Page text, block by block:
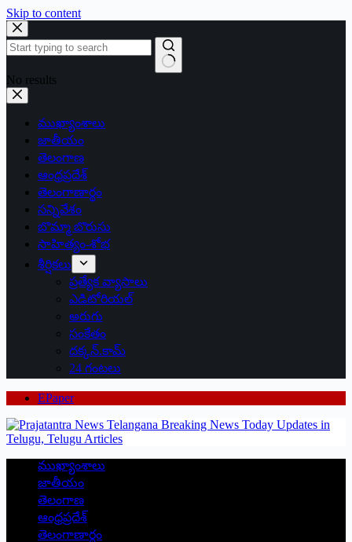
Skip to content
No results
ముఖ్యాంశాలు
జాతీయం
తెలంగాణ
ఆంధ్రప్రదేశ్
తెలంగాణార్థం
సన్నివేశం
బొమ్మా బొరుసు
సాహిత్యం-శోభ
శీర్షికలు
ప్రత్యేక వ్యాసాలు
ఎడిటోరియల్
అరుగు
సంకేతం
దక్కన్.కామ్
24 గంటలు
EPaper
ముఖ్యాంశాలు
జాతీయం
తెలంగాణ
ఆంధ్రప్రదేశ్
తెలంగాణార్థం